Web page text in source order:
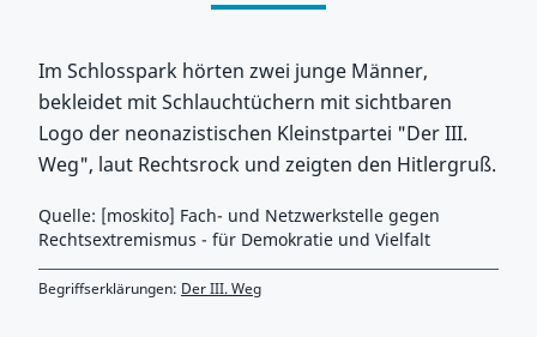
Im Schlosspark hörten zwei junge Männer,
bekleidet mit Schlauchtüchern mit sichtbaren
Logo der neonazistischen Kleinstpartei "Der III.
Weg", laut Rechtsrock und zeigten den Hitlergruß.
Quelle: [moskito] Fach- und Netzwerkstelle gegen
Rechtsextremismus - für Demokratie und Vielfalt
Begriffserklärungen: Der III. Weg